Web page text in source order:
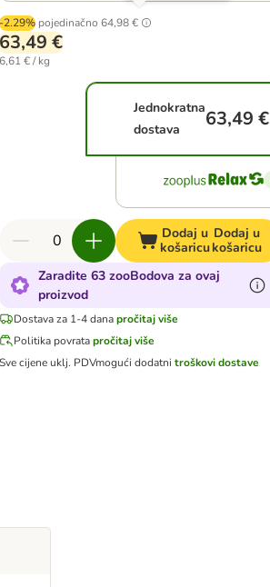
-2.29% pojedinačno 64,98 €
63,49 €
6,61 € / kg
Jednokratna
dostava
63,49 €
Dodaj u
košaricu
Dodaj u
košaricu
Zaradite 63 zooBodova za ovaj
proizvod
Dostava za 1-4 danapročitaj više
Politika povratapročitaj više
Sve cijene uklj. PDVmogući dodatni troškovi dostave